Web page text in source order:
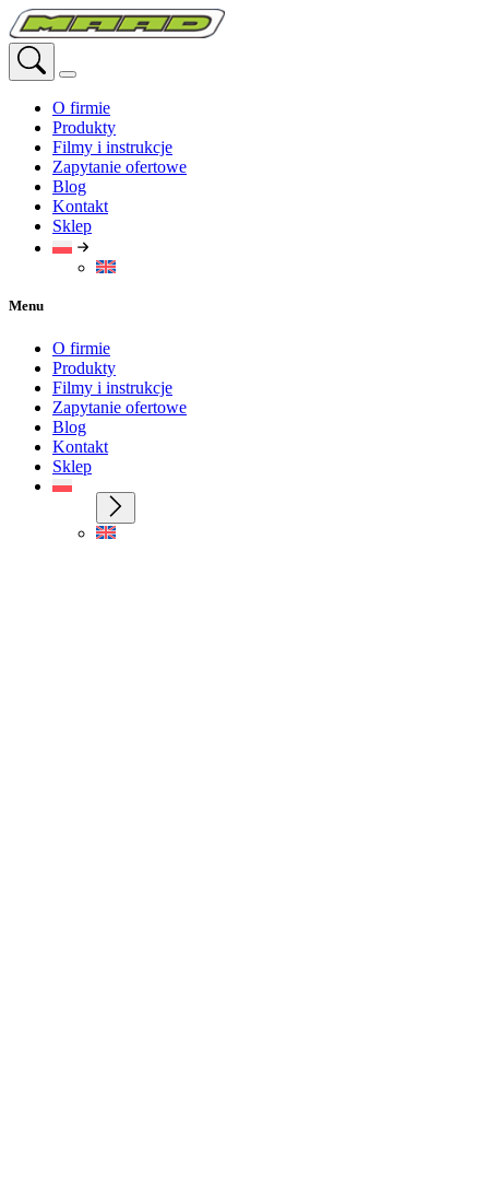
Przejdź
do
treści
O firmie
Produkty
Filmy i instrukcje
Zapytanie ofertowe
Blog
Kontakt
Sklep
Menu
O firmie
Produkty
Filmy i instrukcje
Zapytanie ofertowe
Blog
Kontakt
Sklep